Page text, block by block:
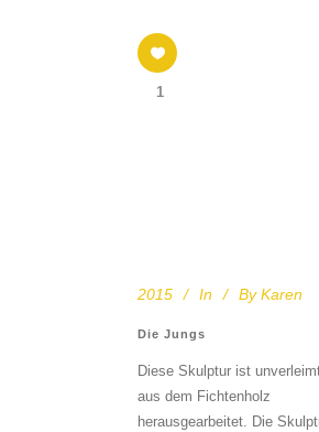
1
2015 In By Karen
Die Jungs
Diese Skulptur ist
aus dem Fichtenholz
herausgearbeitet. Die